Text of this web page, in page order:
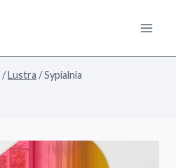
/Lustra /Sypialnia